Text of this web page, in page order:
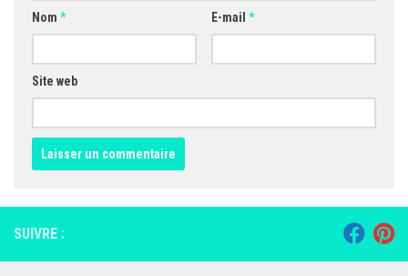
Nom * E-mail *
Site web
SUIVRE :